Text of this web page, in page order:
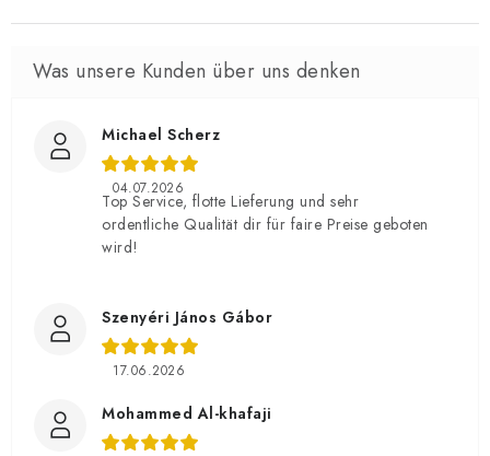
Michael Scherz
04.07.2026
Top Service, flotte Lieferung und sehr
ordentliche Qualität dir für faire Preise geboten
wird!
Szenyéri János Gábor
17.06.2026
Mohammed Al-khafaji